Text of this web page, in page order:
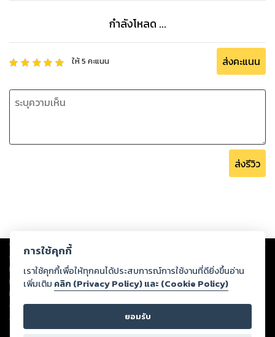
กำลังโหลด ...
ให้5 คะแนน ส่งคะแนน
ส่งรีวิว
Copyright © 2026
ต่อผลงานหรือเนื้อหาใดที่อัปโหลดผ่านเว็บไซต์และปรากฏว่าละเมิดสิทธิใน
ทรัพย์สินทางปัญญาของบุคคลอื่นหรือขัดต่อกฎหมายและศีลธรรม ดังนั้น ผู้อ่าน
ทุกท่านโปรดใช้วิจารณญาณในการกลั่นกรองด้วยตนเอง และหากท่านพบว่าส่วน
หนึ่งส่วนใดขัดต่อกฎหมายและศีลธรรม กรุณาแจ้งมายังบริษัท เพื่อทีมงานจะได้
ดำเนินการในทันที ทั้งนี้ ทางสตอรี่ล็อกขอสงวนลิขสิทธิ์ตามพระราชบัญญัติ
ลิขสิทธิ์ พ.ศ. 2537 (ฉบับล่าสุด)
การใช้คุกกี้
เราใช้คุกกี้เพื่อให้ทุกคนได้ประสบการณ์การใช้งานที่ดียิ่งขึ้นอ่าน
เพิ่มเติม คลิก (Privacy Policy) และ (Cookie Policy)
ยอมรับ